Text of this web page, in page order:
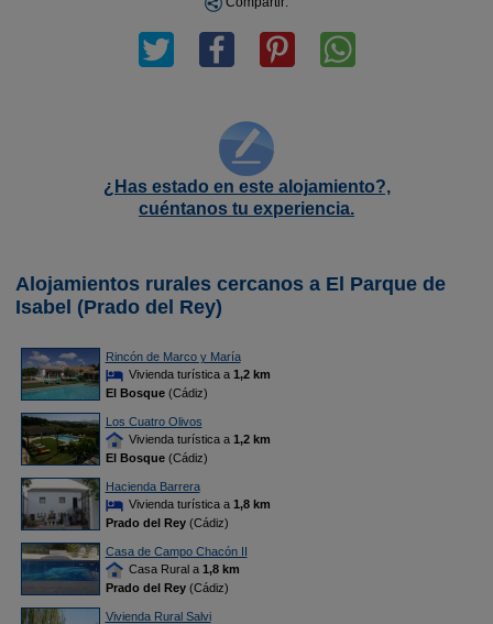
¿Has estado en este alojamiento?,
cuéntanos tu experiencia.
Alojamientos rurales cercanos a El Parque de
Isabel (Prado del Rey)
Rincón de Marco y María
Vivienda turística a 1,2 km
El Bosque(Cádiz)
Los Cuatro Olivos
Vivienda turística a 1,2 km
El Bosque(Cádiz)
Hacienda Barrera
Vivienda turística a 1,8 km
Prado del Rey(Cádiz)
Casa de Campo Chacón II
Casa Rural a 1,8 km
Prado del Rey(Cádiz)
Vivienda Rural Salvi